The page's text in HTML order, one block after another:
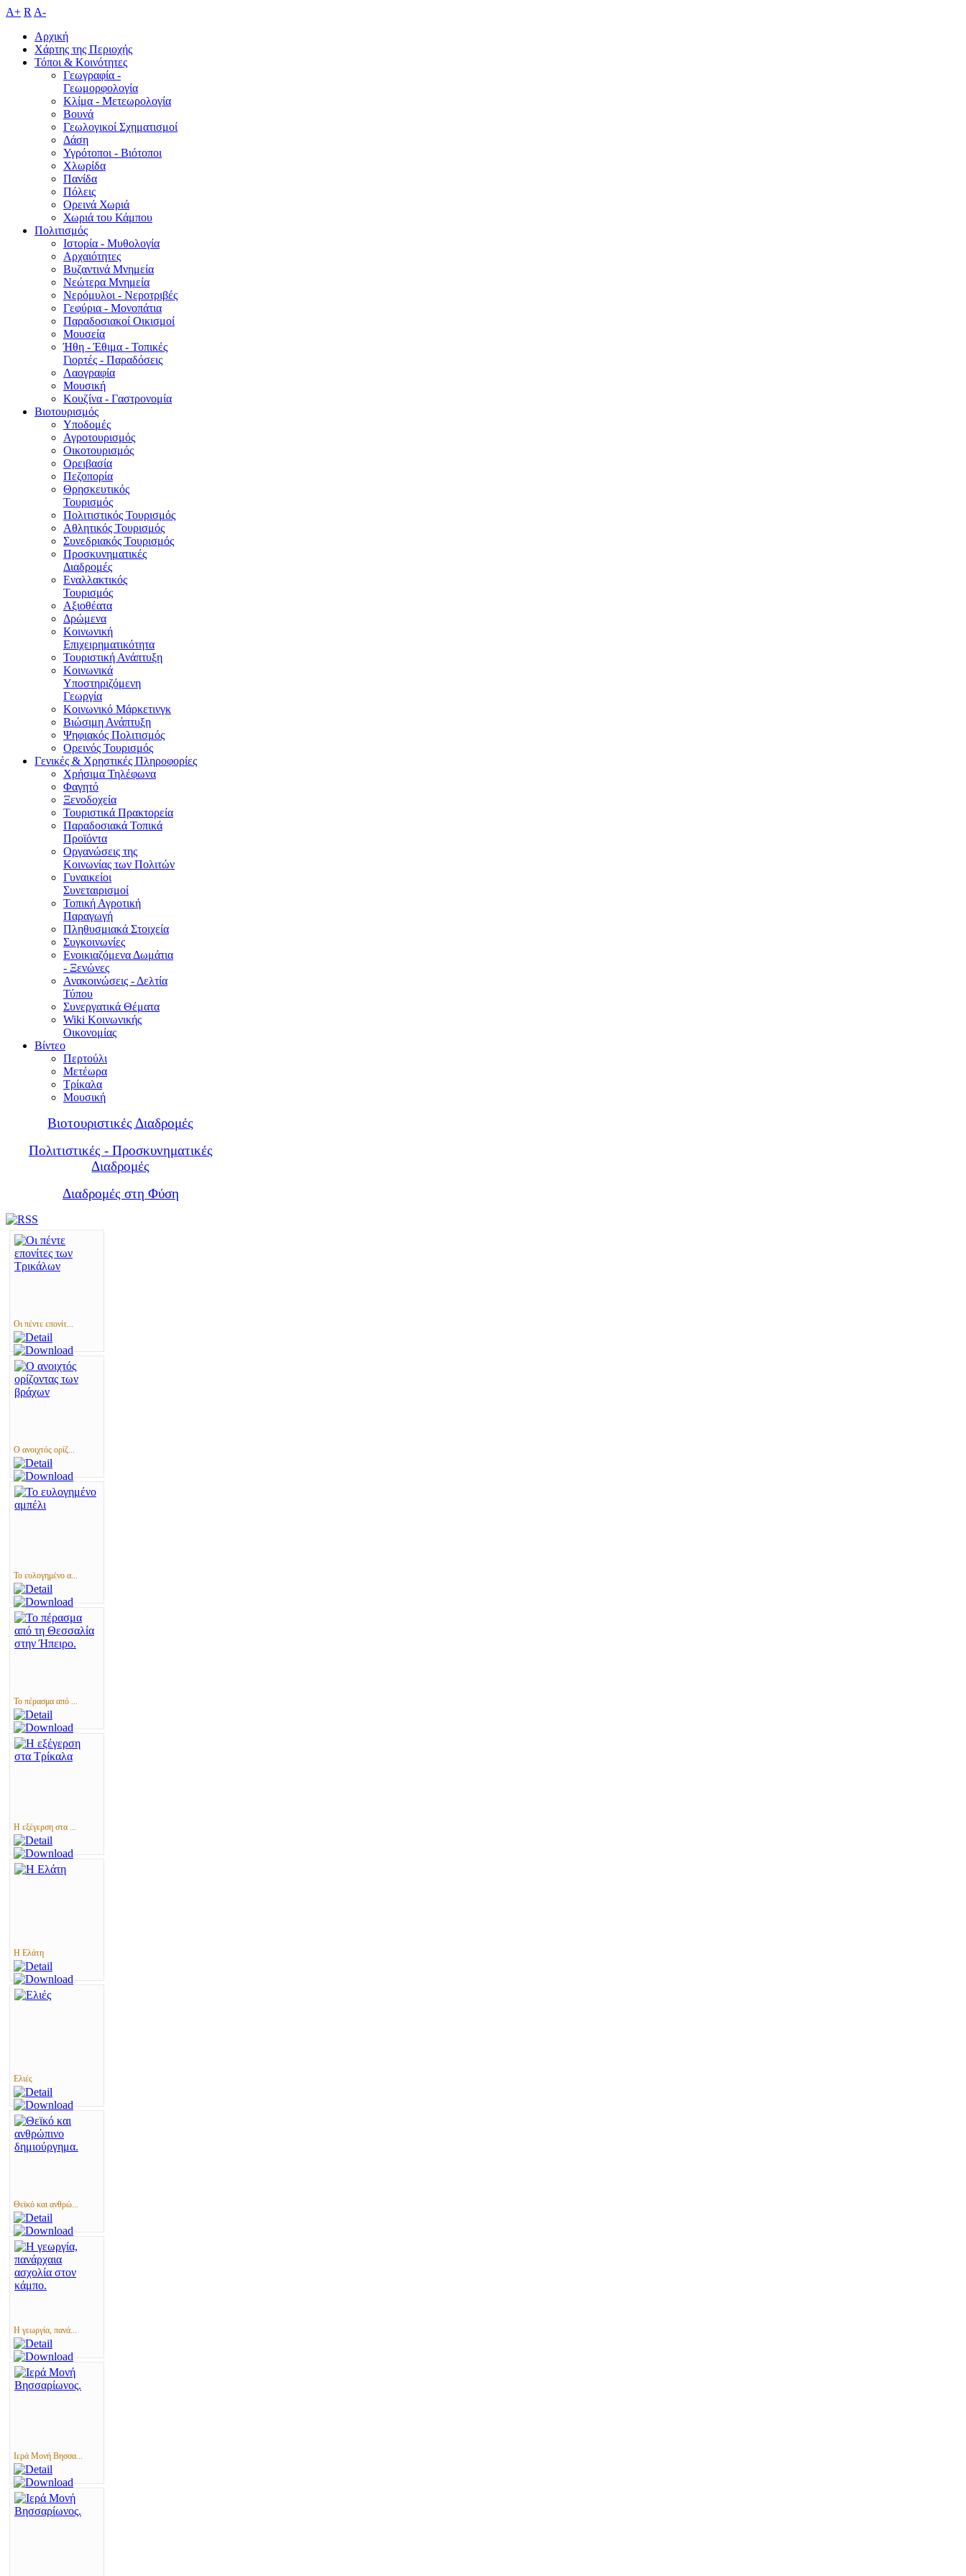
A+ R A-
Αρχική
Χάρτης της Περιοχής
Τόποι & Κοινότητες
Γεωγραφία -
Γεωμορφολογία
Κλίμα - Mετεωρολογία
Βουνά
Γεωλογικοί Σχηματισμοί
Δάση
Υγρότοποι - Βιότοποι
Χλωρίδα
Πανίδα
Πόλεις
Ορεινά Χωριά
Χωριά του Κάμπου
Πολιτισμός
Ιστορία - Μυθολογία
Αρχαιότητες
Βυζαντινά Μνημεία
Νεώτερα Μνημεία
Νερόμυλοι - Nεροτριβές
Γεφύρια - Μονοπάτια
Παραδοσιακοί Οικισμοί
Μουσεία
Ήθη - Έθιμα - Τοπικές
Γιορτές - Παραδόσεις
Λαογραφία
Μουσική
Κουζίνα - Γαστρονομία
Βιοτουρισμός
Υποδομές
Αγροτουρισμός
Οικοτουρισμός
Ορειβασία
Πεζοπορία
Θρησκευτικός
Τουρισμός
Πολιτιστικός Τουρισμός
Αθλητικός Τουρισμός
Συνεδριακός Τουρισμός
Προσκυνηματικές
Διαδρομές
Εναλλακτικός
Τουρισμός
Αξιοθέατα
Δρώμενα
Κοινωνική
Επιχειρηματικότητα
Τουριστική Ανάπτυξη
Κοινωνικά
Υποστηριζόμενη
Γεωργία
Κοινωνικό Μάρκετινγκ
Βιώσιμη Ανάπτυξη
Ψηφιακός Πολιτισμός
Ορεινός Τουρισμός
Γενικές & Χρηστικές Πληροφορίες
Χρήσιμα Τηλέφωνα
Φαγητό
Ξενοδοχεία
Τουριστικά Πρακτορεία
Παραδοσιακά Τοπικά
Προϊόντα
Οργανώσεις της
Κοινωνίας των Πολιτών
Γυναικείοι
Συνεταιρισμοί
Τοπική Αγροτική
Παραγωγή
Πληθυσμιακά Στοιχεία
Συγκοινωνίες
Ενοικιαζόμενα Δωμάτια
- Ξενώνες
Ανακοινώσεις - Δελτία
Τύπου
Συνεργατικά Θέματα
Wiki Κοινωνικής
Οικονομίας
Βίντεο
Περτούλι
Μετέωρα
Τρίκαλα
Μουσική
Βιοτουριστικές Διαδρομές
Πολιτιστικές - Προσκυνηματικές
Διαδρομές
Διαδρομές στη Φύση
Οι πέντε επονίτ...
Ο ανοιχτός ορίζ...
Το ευλογημένο α...
Το πέρασμα από ...
Η εξέγερση στα ...
Η Ελάτη
Ελιές
Θεϊκό και ανθρώ...
Η γεωργία, πανά...
Ιερά Μονή Βησσα...